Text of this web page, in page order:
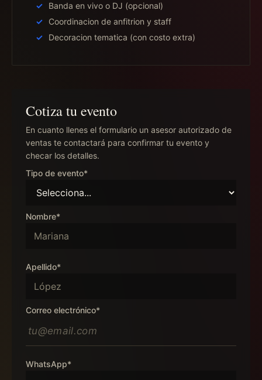
Banda en vivo o DJ (opcional)
Coordinacion de anfitrion y staff
Decoracion tematica (con costo extra)
Cotiza tu evento
En cuanto llenes el formulario un asesor autorizado de
ventas te contactará para confirmar tu evento y
checar los detalles.
Tipo de evento*
Nombre*
Apellido*
Correo electrónico*
WhatsApp*